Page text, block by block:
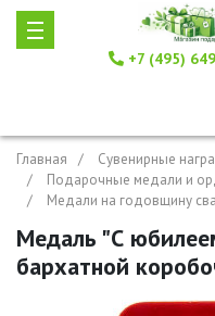
+7 (495)
Главная
Сувенирные
Подарочные медали и
Медали на годовщину
Медаль "С
бархатной